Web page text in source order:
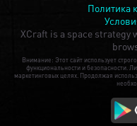
Политика
XCraft is a space
Внимание: Этот сайт использует
функциональности и безопасности.
маркетинговых целях. Продолжая